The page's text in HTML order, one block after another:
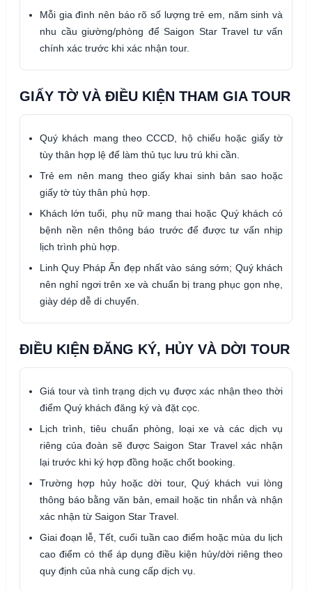
Mỗi gia đình nên báo rõ số lượng trẻ em, năm sinh và
nhu cầu giường/phòng để Saigon Star Travel tư vấn
chính xác trước khi xác nhận tour.
GIẤY TỜ VÀ ĐIỀU KIỆN THAM GIA TOUR
Quý khách mang theo CCCD, hộ chiếu hoặc giấy tờ
tùy thân hợp lệ để làm thủ tục lưu trú khi cần.
Trẻ em nên mang theo giấy khai sinh bản sao hoặc
giấy tờ tùy thân phù hợp.
Khách lớn tuổi, phụ nữ mang thai hoặc Quý khách có
bệnh nền nên thông báo trước để được tư vấn nhịp
lịch trình phù hợp.
Linh Quy Pháp Ấn đẹp nhất vào sáng sớm; Quý khách
nên nghỉ ngơi trên xe và chuẩn bị trang phục gọn nhẹ,
giày dép dễ di chuyển.
ĐIỀU KIỆN ĐĂNG KÝ, HỦY VÀ DỜI TOUR
Giá tour và tình trạng dịch vụ được xác nhận theo thời
điểm Quý khách đăng ký và đặt cọc.
Lịch trình, tiêu chuẩn phòng, loại xe và các dịch vụ
riêng của đoàn sẽ được Saigon Star Travel xác nhận
lại trước khi ký hợp đồng hoặc chốt booking.
Trường hợp hủy hoặc dời tour, Quý khách vui lòng
thông báo bằng văn bản, email hoặc tin nhắn và nhận
xác nhận từ Saigon Star Travel.
Giai đoạn lễ, Tết, cuối tuần cao điểm hoặc mùa du lịch
cao điểm có thể áp dụng điều kiện hủy/dời riêng theo
quy định của nhà cung cấp dịch vụ.